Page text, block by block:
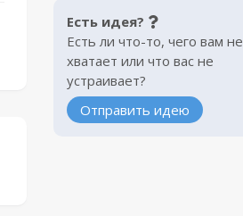
Есть идея?
Есть ли что-то, чего вам не
хватает или что вас не
устраивает?
Отправить идею